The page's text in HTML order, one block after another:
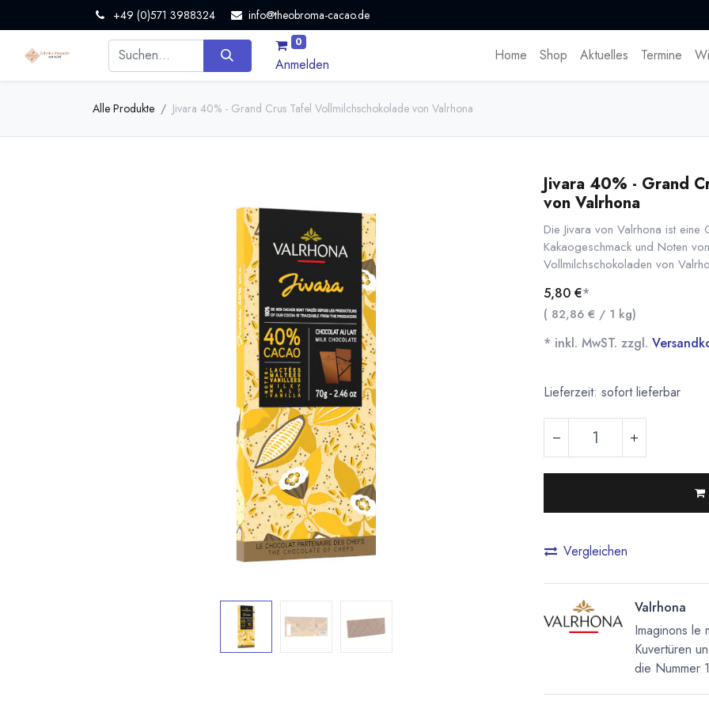
+49 (0)571 3988324 info@theobroma-cacao.de
0
Anmelden
Home Shop Aktuelles Termine
Alle Produkte Jivara 40% - Grand Crus Tafel Vollmilchschokolade von Valrhona
Jivara 40% - Grand
von Valrhona
Die Jivara von Valrhona ist eine
Kakaogeschmack und Noten
Vollmilchschokoladen von
5,80 €*
( 82,86 € / 1 kg)
* inkl. MwST. zzgl.
Lieferzeit: sofort lieferbar
Vergleichen
Valrhona
Imaginons le
Kuvertüren
die Nummer